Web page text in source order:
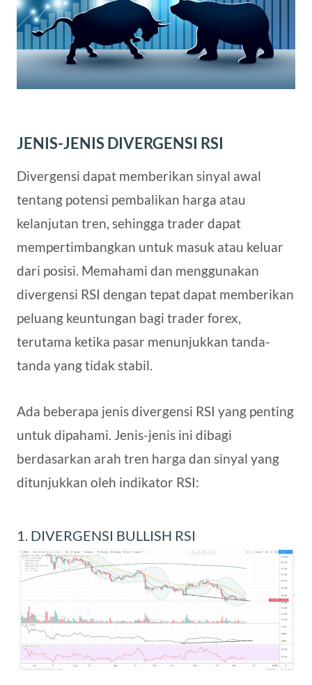
JENIS-JENIS DIVERGENSI RSI
Divergensi dapat memberikan sinyal awal
tentang potensi pembalikan harga atau
kelanjutan tren, sehingga trader dapat
mempertimbangkan untuk masuk atau keluar
dari posisi. Memahami dan menggunakan
divergensi RSI dengan tepat dapat memberikan
peluang keuntungan bagi trader forex,
terutama ketika pasar menunjukkan tanda-
tanda yang tidak stabil.
Ada beberapa jenis divergensi RSI yang penting
untuk dipahami. Jenis-jenis ini dibagi
berdasarkan arah tren harga dan sinyal yang
ditunjukkan oleh indikator RSI:
1. DIVERGENSI BULLISH RSI